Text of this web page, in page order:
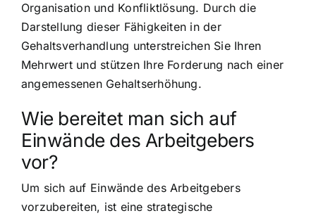
Organisation und Konfliktlösung. Durch die
Darstellung dieser Fähigkeiten in der
Gehaltsverhandlung unterstreichen Sie Ihren
Mehrwert und stützen Ihre Forderung nach einer
angemessenen Gehaltserhöhung.
Wie bereitet man sich auf
Einwände des Arbeitgebers
vor?
Um sich auf Einwände des Arbeitgebers
vorzubereiten, ist eine strategische